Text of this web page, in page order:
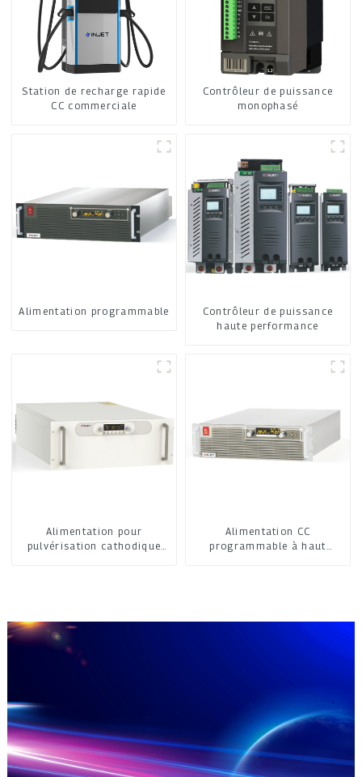
Station de recharge rapide
CC commerciale
Contrôleur de puissance
monophasé
Alimentation programmable
Contrôleur de puissance
haute performance
Alimentation pour
pulvérisation cathodique
Alimentation CC
programmable à haut